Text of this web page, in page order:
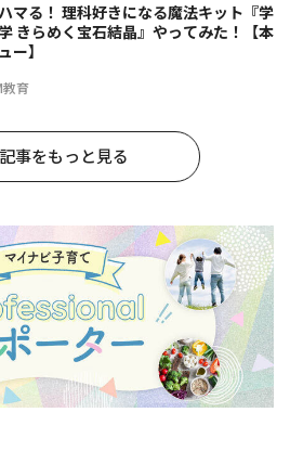
教育
マる！ 理科好きになる魔法キット『学
きらめく宝石結晶』やってみた！【本
ー】
事をもっと見る